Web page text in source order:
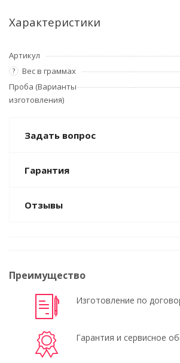
Характеристики
Артикул
? Вес в граммах
Проба (Варианты
изготовления)
Задать вопрос
Гарантия
Отзывы
Преимущество
Изготовление по
Гарантия и сервисное